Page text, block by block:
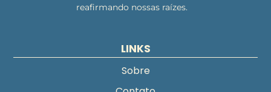
reafirmando nossas raízes.
LINKS
Sobre